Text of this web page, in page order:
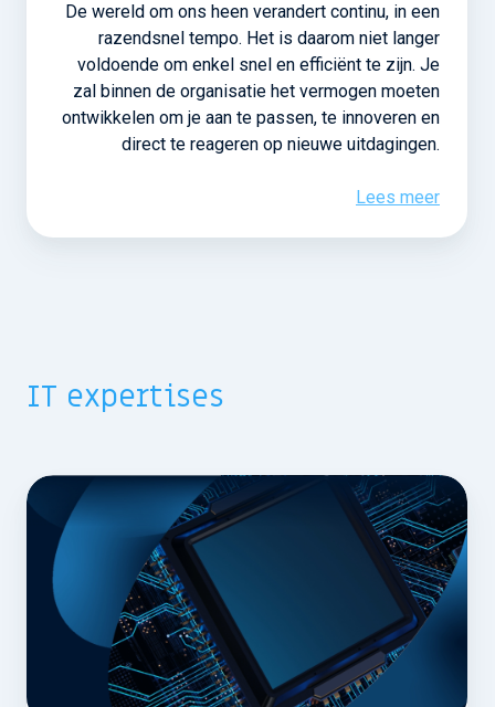
De wereld om ons heen verandert continu, in een
razendsnel tempo. Het is daarom niet langer
voldoende om enkel snel en efficiënt te zijn. Je
zal binnen de organisatie het vermogen moeten
ontwikkelen om je aan te passen, te innoveren en
direct te reageren op nieuwe uitdagingen.
Lees meer
IT expertises